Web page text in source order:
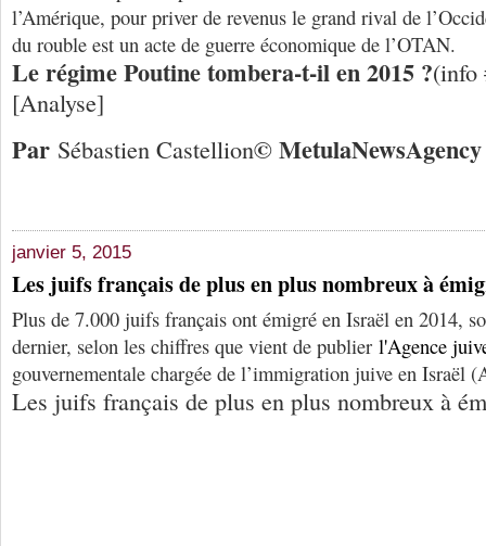
l’Amérique, pour priver de revenus le grand rival de
du rouble est un acte de guerre économique de l’OTAN.
Le régime Poutine tombera-t-il en 2015 ?(info
[Analyse]
Par Sébastien Castellion© MetulaNewsAgency
janvier 5, 2015
Les juifs français de plus en plus nombreux à
Plus de 7.000 juifs français ont émigré en Israël en 2014,
dernier, selon les chiffres que vient de publier l'Agence
gouvernementale chargée de l’immigration juive en Israël
Les juifs français de plus en plus nombreux à